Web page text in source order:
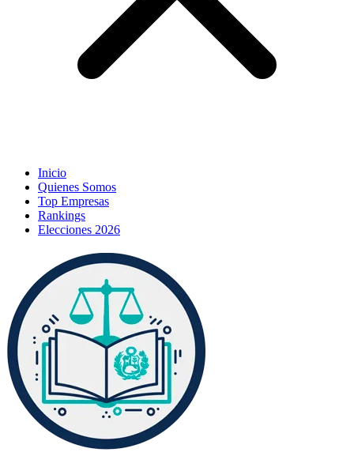
Inicio
Quienes Somos
Top Empresas
Rankings
Elecciones 2026